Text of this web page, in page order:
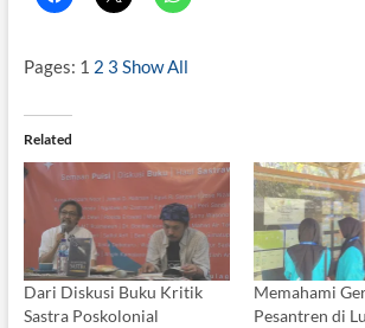
Pages: 1 2 3 Show All
Related
Dari Diskusi Buku Kritik
Sastra Poskolonial
Memahami
Pesantren di